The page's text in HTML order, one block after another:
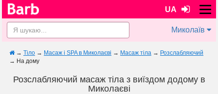
UA
Миколаїв
→ Тіло → Масаж і SPA в Миколаєві → Масаж тіла → Розслабляючий
→ На дому
Розслабляючий масаж тіла з виїздом додому в
Миколаєві